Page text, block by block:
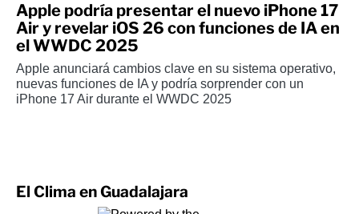
Apple podría presentar el nuevo iPhone 17
Air y revelar iOS 26 con funciones de IA en
el WWDC 2025
Apple anunciará cambios clave en su sistema operativo,
nuevas funciones de IA y podría sorprender con un
iPhone 17 Air durante el WWDC 2025
El Clima en Guadalajara